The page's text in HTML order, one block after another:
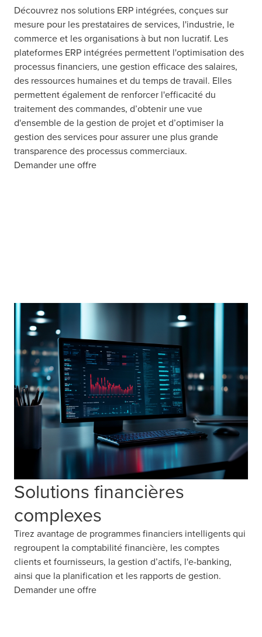
Découvrez nos solutions ERP intégrées, conçues sur
mesure pour les prestataires de services, l'industrie, le
commerce et les organisations à but non lucratif. Les
plateformes ERP intégrées permettent l'optimisation des
processus financiers, une gestion efficace des salaires,
des ressources humaines et du temps de travail. Elles
permettent également de renforcer l'efficacité du
traitement des commandes, d’obtenir une vue
d'ensemble de la gestion de projet et d’optimiser la
gestion des services pour assurer une plus grande
transparence des processus commerciaux.
Demander une offre
Solutions financières
complexes
Tirez avantage de programmes financiers intelligents qui
regroupent la comptabilité financière, les comptes
clients et fournisseurs, la gestion d’actifs, l'e-banking,
ainsi que la planification et les rapports de gestion.
Demander une offre